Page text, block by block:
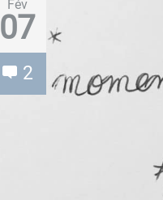
Fév
07
2